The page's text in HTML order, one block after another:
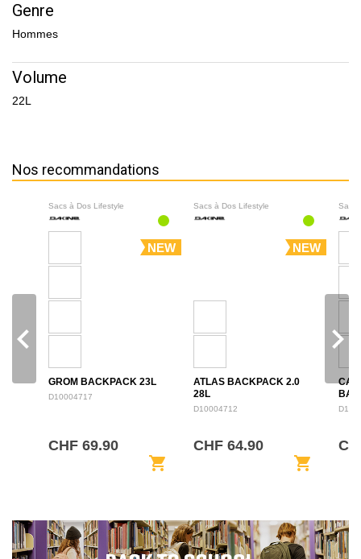
Genre
Hommes
Volume
22L
Nos recommandations
Sacs à Dos Lifestyle
NEW
GROM BACKPACK 23L
D10004717
CHF 69.90
shopping_cart
Sacs à Dos Lifestyle
NEW
ATLAS BACKPACK 2.0
28L
D10004712
CHF 64.90
shopping_cart
Sacs
navigate_before navigate_next